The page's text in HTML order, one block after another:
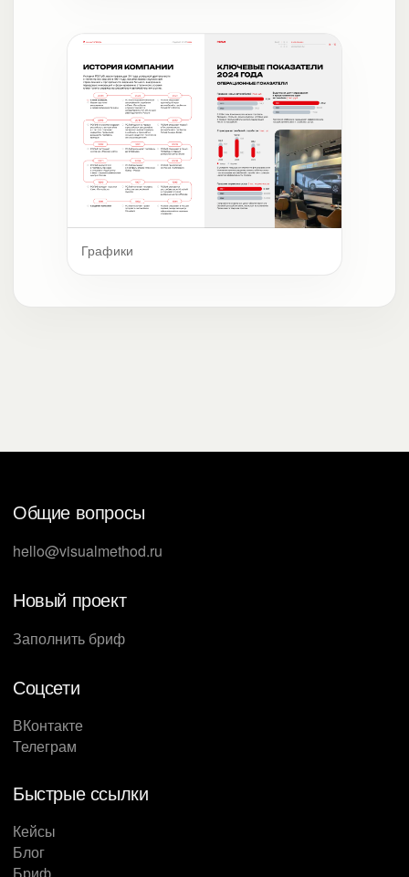
Графики
Общие вопросы
hello@visualmethod.ru
Новый проект
Заполнить бриф
Соцсети
ВКонтакте
Телеграм
Быстрые ссылки
Кейсы
Блог